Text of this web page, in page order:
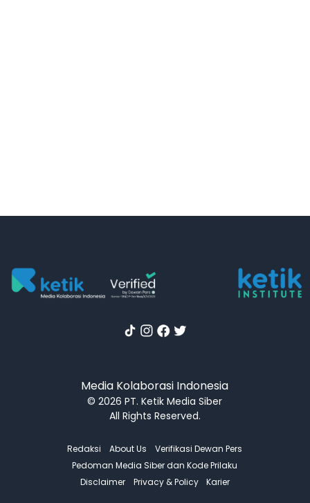
Media Kolaborasi Indonesia
© 2026 PT. Ketik Media Siber
All Rights Reserved.
Redaksi About Us
Verifikasi Dewan Pers
Pedoman Media Siber dan Kode Prilaku
Disclaimer
Privacy & Policy Karier